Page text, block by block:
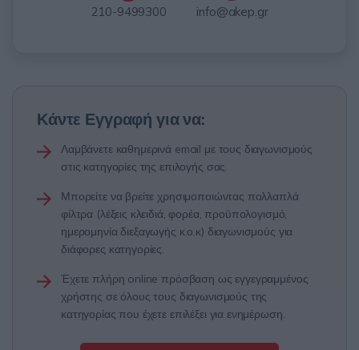
210-9499300 info@akep.gr
Κάντε Εγγραφή για να:
Λαμβάνετε καθημερινά email με τους διαγωνισμούς
στις κατηγορίες της επιλογής σας.
Μπορείτε να βρείτε χρησιμοποιώντας πολλαπλά
φίλτρα (λέξεις κλειδιά, φορέα, προϋπολογισμό,
ημερομηνία διεξαγωγής κ.ο.κ) διαγωνισμούς για
διάφορες κατηγορίες.
Έχετε πλήρη online πρόσβαση ως εγγεγραμμένος
χρήστης σε όλους τους διαγωνισμούς της
κατηγορίας που έχετε επιλέξει για ενημέρωση.